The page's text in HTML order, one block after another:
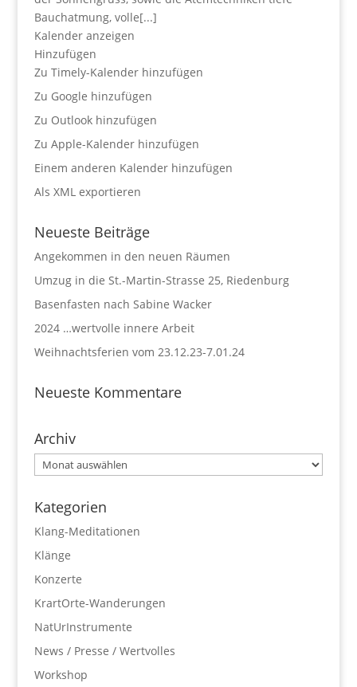
Bauchatmung, volle[...]
Kalender anzeigen
Hinzufügen
Zu Timely-Kalender hinzufügen
Zu Google hinzufügen
Zu Outlook hinzufügen
Zu Apple-Kalender hinzufügen
Einem anderen Kalender hinzufügen
Als XML exportieren
Neueste Beiträge
Angekommen in den neuen Räumen
Umzug in die St.-Martin-Strasse 25, Riedenburg
Basenfasten nach Sabine Wacker
2024 …wertvolle innere Arbeit
Weihnachtsferien vom 23.12.23-7.01.24
Neueste Kommentare
Archiv
Archiv
Kategorien
Klang-Meditationen
Klänge
Konzerte
KrartOrte-Wanderungen
NatUrInstrumente
News / Presse / Wertvolles
Workshop